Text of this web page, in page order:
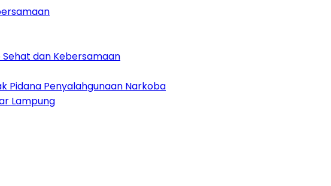
Sehat dan Kebersamaan
Pidana Penyalahgunaan Narkoba
Lampung